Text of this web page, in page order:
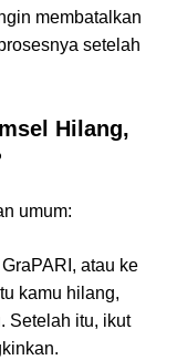
membatalkan
setelah
Hilang,
umum:
atau ke
kamu hilang,
Setelah itu, ikut